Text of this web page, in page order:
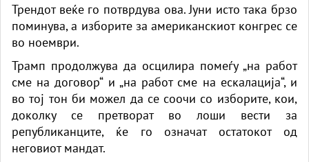
Трендот веќе го потврдува ова. Јуни исто така брзо
поминува, а изборите за американскиот конгрес се
во ноември.
Трамп продолжува да осцилира помеѓу „на работ
сме на договор“ и „на работ сме на ескалација“, и
во тој тон би можел да се соочи со изборите, кои,
доколку се претворат во лоши вести за
републиканците, ќе го означат остатокот од
неговиот мандат.